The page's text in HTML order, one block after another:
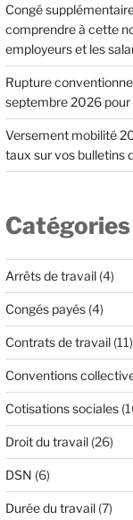
Congé
comprendre à cette
employeurs et les
Rupture
septembre 2026 pour
Versement mobilité
taux sur vos bulletins
Catégories
Arrêts de travail(4)
Congés payés(4)
Contrats de travail(11)
Conventions
Cotisations sociales
Droit du travail(26)
DSN (6)
Durée du travail(7)